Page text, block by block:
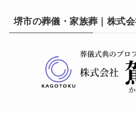
堺市の葬儀・家族葬｜株式